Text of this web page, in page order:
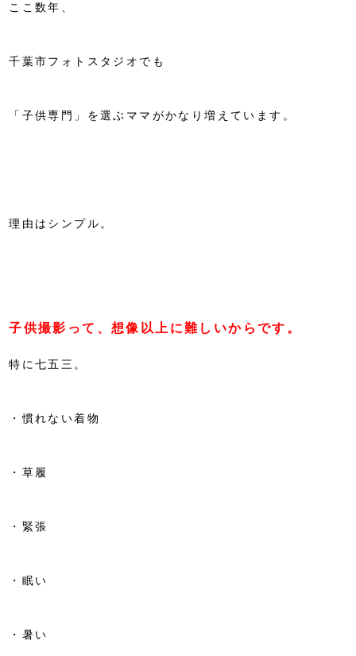
ここ数年、
千葉市フォトスタジオでも
「子供専門」を選ぶママがかなり増えています。
理由はシンプル。
子供撮影って、想像以上に難しいからです。
特に七五三。
・慣れない着物
・草履
・緊張
・眠い
・暑い